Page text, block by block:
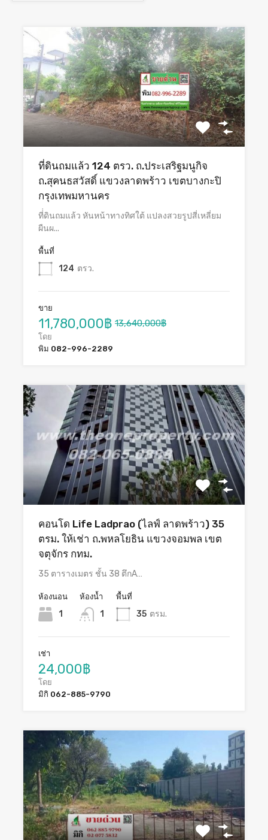
ที่ดินถมแล้ว 124 ตรว. ถ.ประเสริฐมนูกิจ
ถ.สุคนธสวัสดิ์ แขวงลาดพร้าว เขตบางกะปิ
กรุงเทพมหานคร
ที่่ดินถมแล้ว หันหน้าทางทิศใต้ แปลงสวยรูปสี่เหลี่ยม
ผืนผ...
พื้นที่
124 ตรว.
ขาย
11,780,000฿ 13,640,000฿
โดย
พิม 082-996-2289
คอนโด Life Ladprao (ไลฟ์ ลาดพร้าว) 35
ตรม. ให้เช่า ถ.พหลโยธิน แขวงจอมพล เขต
จตุจักร กทม.
35 ตารางเมตร ชั้น 38 ตึกA…
ห้องนอน
1
ห้องน้ำ
1
พื้นที่
35 ตรม.
เช่า
24,000฿
โดย
มิกิ 062-885-9790